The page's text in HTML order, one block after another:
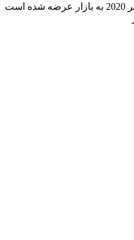
آیفون 12 مینی که در تاریخ 13 نوامبر 2020 به بازار عرضه شده است